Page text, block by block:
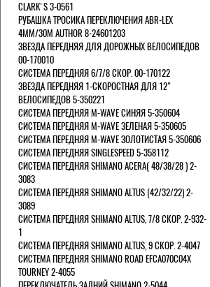
СLARK'S 3-0561
РУБАШКА ТРОСИКА ПЕРЕКЛЮЧЕНИЯ ABR-LEX
4MM/30M AUTHOR 8-24601203
ЗВЕЗДА ПЕРЕДНЯЯ ДЛЯ ДОРОЖНЫХ ВЕЛОСИПЕДОВ
00-170010
СИСТЕМА ПЕРЕДНЯЯ 6/7/8 СКОР. 00-170122
ЗВЕЗДА ПЕРЕДНЯЯ 1-СКОРОСТНАЯ ДЛЯ 12"
ВЕЛОСИПЕДОВ 5-350221
СИСТЕМА ПЕРЕДНЯЯ M-WAVE СИНЯЯ 5-350604
СИСТЕМА ПЕРЕДНЯЯ M-WAVE ЗЕЛЕНАЯ 5-350605
СИСТЕМА ПЕРЕДНЯЯ M-WAVE ЗОЛОТИСТАЯ 5-350606
СИСТЕМА ПЕРЕДНЯЯ SINGLESPEED 5-358112
СИСТЕМА ПЕРЕДНЯЯ SHIMANO ACERA( 48/38/28 ) 2-
3083
СИСТЕМА ПЕРЕДНЯЯ SHIMANO ALTUS (42/32/22) 2-
3089
СИСТЕМА ПЕРЕДНЯЯ SHIMANO ALTUS, 7/8 СКОР. 2-932-
1
СИСТЕМА ПЕРЕДНЯЯ SHIMANO ALTUS, 9 СКОР. 2-4047
СИСТЕМА ПЕРЕДНЯЯ SHIMANO ROAD EFCA070C04X
TOURNEY 2-4055